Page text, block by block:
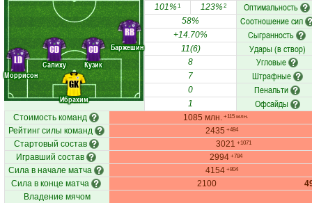
Ибрахим
Моррисон
Салиху Кузик
Баржешин
GK
LD
CD CD
RB
101%1 123%2 Оптимальность
58% Соотношение сил
+14.70% Сыгранность
11(6) Удары (в створ)
8 Угловые
7 Штрафные
0 Пенальти
1 Офсайды
Стоимость команд 1085 млн. +115 млн.
Рейтинг силы команд 2435 +484
Стартовый состав 3021 +1071
Игравший состав 2994 +784
Сила в начале матча 4154 +804
Сила в конце матча 2100
Владение мячом